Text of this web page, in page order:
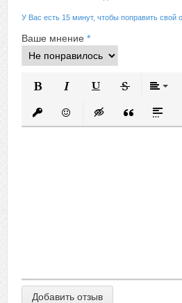
У Вас есть 15 минут, чтобы поправить свой
Ваше мнение *
Вставить защищенную ссылку
Вставить смайлик
Вставка скрытого
Вставка